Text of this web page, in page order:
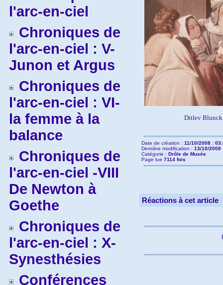
l'arc-en-ciel
Chroniques de
l'arc-en-ciel : V-
Junon et Argus
Chroniques de
l'arc-en-ciel : VI-
la femme à la
balance
Chroniques de
l'arc-en-ciel -VIII
De Newton à
Goethe
Chroniques de
l'arc-en-ciel : X-
Synesthésies
Conférences
Ditlev Blunck
Date de création : 11/10/2008 :
Dernière modification : 13/10/2008
Catégorie : Drôle de Musée
Page lue 7114 fois
Réactions à cet article